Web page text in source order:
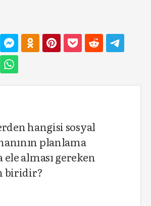
hangisi sosyal
planlama
ele alması gereken
biridir?